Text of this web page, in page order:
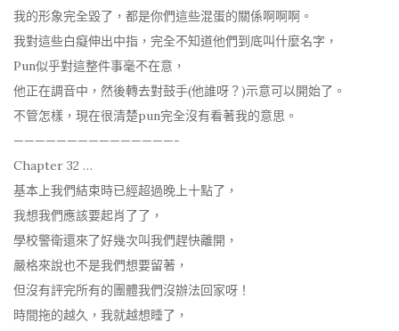
我的形象完全毀了，都是你們這些混蛋的關係啊啊啊。
我對這些白癡伸出中指，完全不知道他們到底叫什麼名字，
Pun似乎對這整件事毫不在意，
他正在調音中，然後轉去對鼓手(他誰呀？)示意可以開始了。
不管怎樣，現在很清楚pun完全沒有看著我的意思。
———————————————-
Chapter 32 …
基本上我們結束時已經超過晚上十點了，
我想我們應該要起肖了了，
學校警衛還來了好幾次叫我們趕快離開，
嚴格來說也不是我們想要留著，
但沒有評完所有的團體我們沒辦法回家呀！
時間拖的越久，我就越想睡了，